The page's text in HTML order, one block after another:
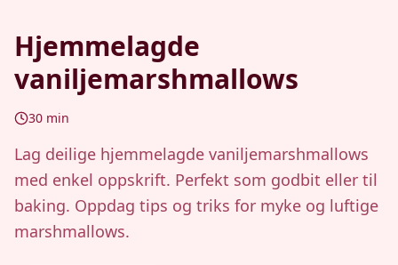
Hjemmelagde
vaniljemarshmallows
30 min
Lag deilige hjemmelagde vaniljemarshmallows
med enkel oppskrift. Perfekt som godbit eller til
baking. Oppdag tips og triks for myke og luftige
marshmallows.